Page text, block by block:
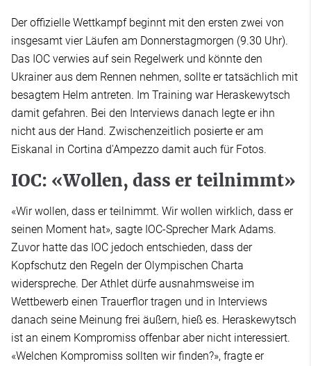
Der offizielle Wettkampf beginnt mit den ersten zwei von
insgesamt vier Läufen am Donnerstagmorgen (9.30 Uhr).
Das IOC verwies auf sein Regelwerk und könnte den
Ukrainer aus dem Rennen nehmen, sollte er tatsächlich mit
besagtem Helm antreten. Im Training war Heraskewytsch
damit gefahren. Bei den Interviews danach legte er ihn
nicht aus der Hand. Zwischenzeitlich posierte er am
Eiskanal in Cortina d'Ampezzo damit auch für Fotos.
IOC: «Wollen, dass er teilnimmt»
«Wir wollen, dass er teilnimmt. Wir wollen wirklich, dass er
seinen Moment hat», sagte IOC-Sprecher Mark Adams.
Zuvor hatte das IOC jedoch entschieden, dass der
Kopfschutz den Regeln der Olympischen Charta
widerspreche. Der Athlet dürfe ausnahmsweise im
Wettbewerb einen Trauerflor tragen und in Interviews
danach seine Meinung frei äußern, hieß es. Heraskewytsch
ist an einem Kompromiss offenbar aber nicht interessiert.
«Welchen Kompromiss sollten wir finden?», fragte er